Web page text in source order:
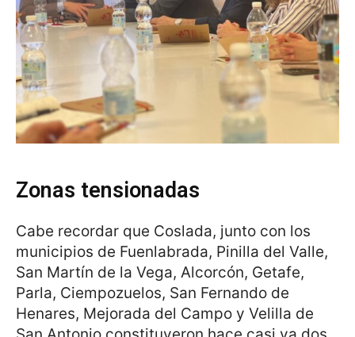
Zonas tensionadas
Cabe recordar que Coslada, junto con los
municipios de Fuenlabrada, Pinilla del Valle,
San Martín de la Vega, Alcorcón, Getafe,
Parla, Ciempozuelos, San Fernando de
Henares, Mejorada del Campo y Velilla de